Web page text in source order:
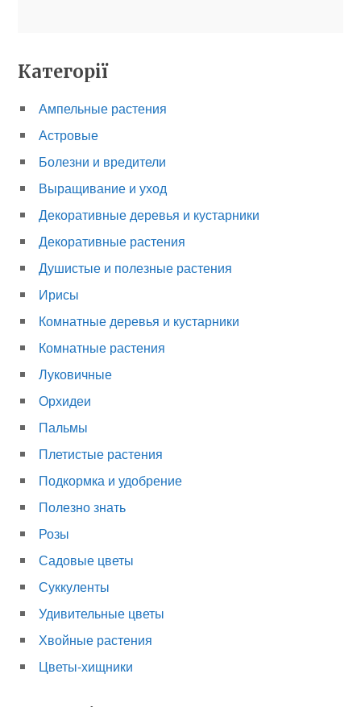
Категорії
Ампельные растения
Астровые
Болезни и вредители
Выращивание и уход
Декоративные деревья и кустарники
Декоративные растения
Душистые и полезные растения
Ирисы
Комнатные деревья и кустарники
Комнатные растения
Луковичные
Орхидеи
Пальмы
Плетистые растения
Подкормка и удобрение
Полезно знать
Розы
Садовые цветы
Суккуленты
Удивительные цветы
Хвойные растения
Цветы-хищники